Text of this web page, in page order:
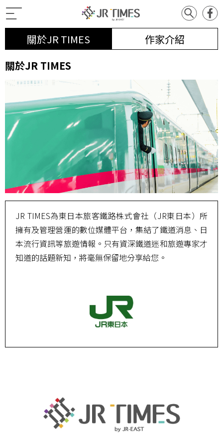
關於JR TIMES
作家介紹
關於JR TIMES
JR TIMES為東日本旅客鐵路株式會社（JR東日本）所
擁有及管理營運的數位媒體平台，集結了鐵道消息、日
本流行資訊等旅遊情報。只有資深鐵道迷和旅遊專家才
知道的話題新知，將毫無保留地分享給您。